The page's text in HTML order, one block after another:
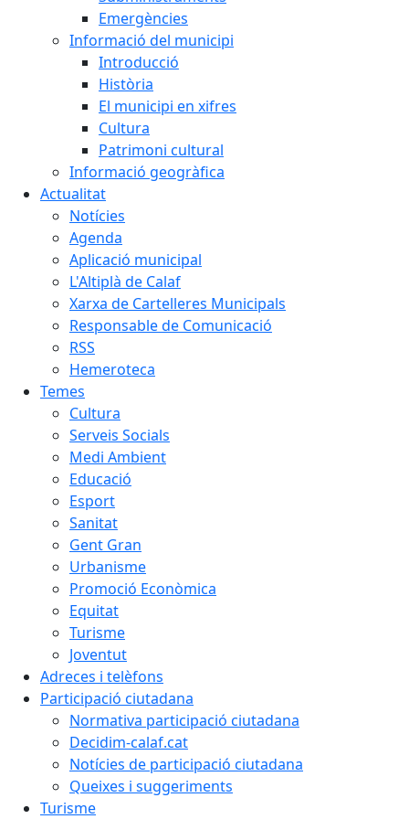
Emergències
Informació del municipi
Introducció
Història
El municipi en xifres
Cultura
Patrimoni cultural
Informació geogràfica
Actualitat
Notícies
Agenda
Aplicació municipal
L'Altiplà de Calaf
Xarxa de Cartelleres Municipals
Responsable de Comunicació
RSS
Hemeroteca
Temes
Cultura
Serveis Socials
Medi Ambient
Educació
Esport
Sanitat
Gent Gran
Urbanisme
Promoció Econòmica
Equitat
Turisme
Joventut
Adreces i telèfons
Participació ciutadana
Normativa participació ciutadana
Decidim-calaf.cat
Notícies de participació ciutadana
Queixes i suggeriments
Turisme